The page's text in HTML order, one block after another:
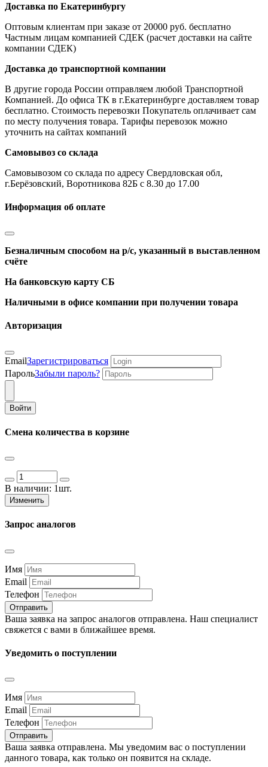
Доставка по Екатеринбургу
Оптовым клиентам при заказе от 20000 руб. бесплатно
Частным лицам компанией СДЕК (расчет доставки на сайте
компании СДЕК)
Доставка до транспортной компании
В другие города России отправляем любой Транспортной
Компанией. До офиса ТК в г.Екатеринбурге доставляем товар
бесплатно. Стоимость перевозки Покупатель оплачивает сам
по месту получения товара. Тарифы перевозок можно
уточнить на сайтах компаний
Самовывоз со склада
Самовывозом со склада по адресу Свердловская обл,
г.Берёзовский, Воротникова 82Б с 8.30 до 17.00
Информация об оплате
Безналичным способом на р/с, указанный в выставленном
счёте
На банковскую карту СБ
Наличными в офисе компании при получении товара
Авторизация
EmailЗарегистрироваться
ПарольЗабыли пароль?
Войти
Смена количества в корзине
В наличии: 1шт.
Изменить
Запрос аналогов
Имя
Email
Телефон
Отправить
Ваша заявка на запрос аналогов отправлена. Наш специалист
свяжется с вами в ближайшее время.
Уведомить о поступлении
Имя
Email
Телефон
Отправить
Ваша заявка отправлена. Мы уведомим вас о поступлении
данного товара, как только он появится на складе.